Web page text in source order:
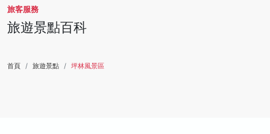
旅客服務
旅遊景點百科
首頁 旅遊景點 坪林風景區